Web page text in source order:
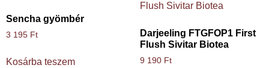
Sencha gyömbér
3 195 Ft
Kosárba teszem
Darjeeling FTGFOP1 First
Flush Sivitar Biotea
9 190 Ft